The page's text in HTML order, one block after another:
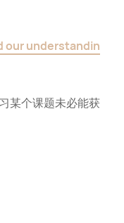
our understandin
某个课题未必能获